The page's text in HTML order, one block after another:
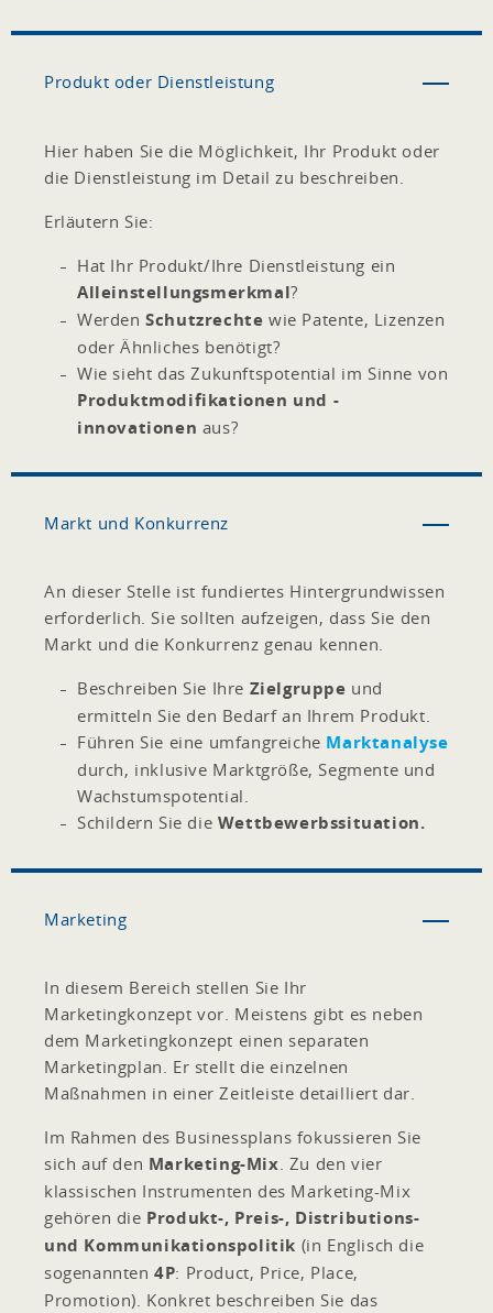
Produkt oder Dienstleistung
Hier haben Sie die Möglichkeit, Ihr Produkt oder
die Dienstleistung im Detail zu beschreiben.
Erläutern Sie:
Hat Ihr Produkt/Ihre Dienstleistung ein
Alleinstellungsmerkmal?
WerdenSchutzrechtewie Patente, Lizenzen
oder Ähnliches benötigt?
Wie sieht das Zukunftspotential im Sinne von
Produktmodifikationen und -
innovationen aus?
Markt und Konkurrenz
An dieser Stelle ist fundiertes Hintergrundwissen
erforderlich. Sie sollten aufzeigen, dass Sie den
Markt und die Konkurrenz genau kennen.
Beschreiben Sie Ihre Zielgruppe und
ermitteln Sie den Bedarf an Ihrem Produkt.
Führen Sie eine umfangreiche Marktanalyse
durch, inklusive Marktgröße, Segmente und
Wachstumspotential.
Schildern Sie die Wettbewerbssituation.
Marketing
In diesem Bereich stellen Sie Ihr
Marketingkonzept vor. Meistens gibt es neben
dem Marketingkonzept einen separaten
Marketingplan. Er stellt die einzelnen
Maßnahmen in einer Zeitleiste detailliert dar.
Im Rahmen des Businessplans fokussieren Sie
sich auf den Marketing-Mix. Zu den vier
klassischen Instrumenten des Marketing-Mix
gehören die Produkt-, Preis-, Distributions-
und Kommunikationspolitik (in Englisch die
sogenannten4P: Product, Price, Place,
Promotion). Konkret beschreiben Sie das